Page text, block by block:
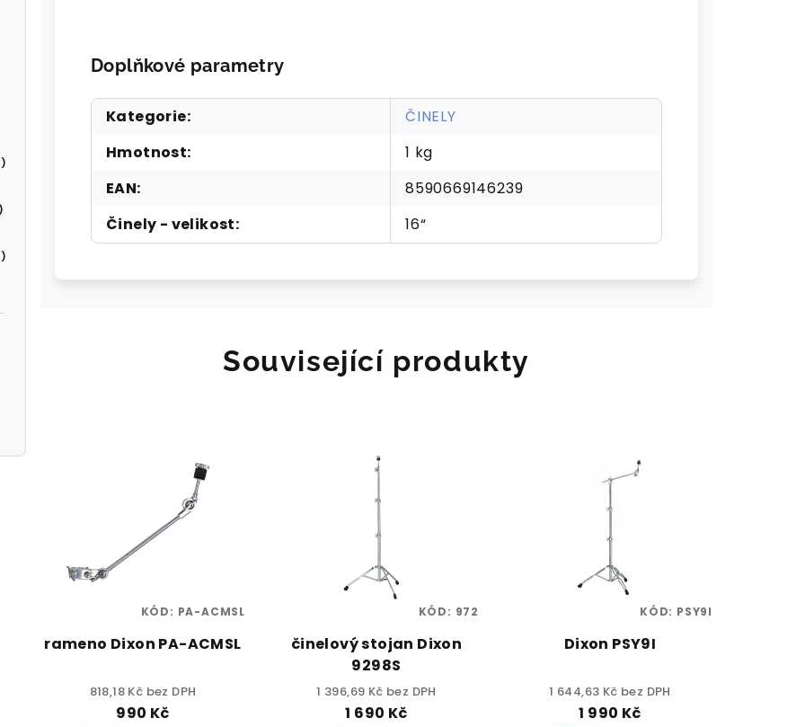
Doplňkové parametry
Kategorie:
ČINELY
Hmotnost:
1 kg
EAN:
8590669146239
Činely - velikost: 16“
Související produkty
rameno Dixon PA-ACMSL
818,18 Kč bez DPH
990 Kč
KÓD: PA-ACMSL
činelový stojan Dixon
9298S
1 396,69 Kč bez DPH
1 690 Kč
KÓD: 972
Dixon PSY9I
1 644,63 Kč bez DPH
1 990 Kč
KÓD: PSY9I